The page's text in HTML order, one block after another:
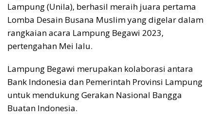
Lampung (Unila), berhasil meraih juara pertama
Lomba Desain Busana Muslim yang digelar dalam
rangkaian acara Lampung Begawi 2023,
pertengahan Mei lalu.
Lampung Begawi merupakan kolaborasi antara
Bank Indonesia dan Pemerintah Provinsi Lampung
untuk mendukung Gerakan Nasional Bangga
Buatan Indonesia.